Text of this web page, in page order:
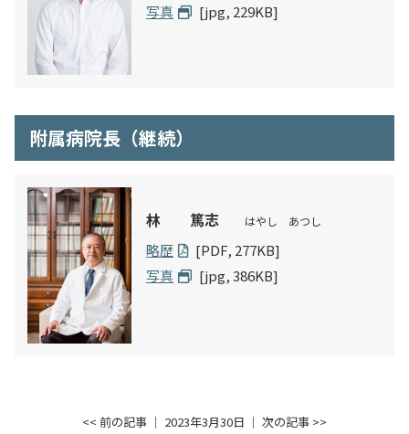
写真
[jpg, 229KB]
附属病院長（継続）
林 篤志 はやし あつし
略歴
[PDF, 277KB]
写真
[jpg, 386KB]
<< 前の記事 │ 2023年3月30日 │ 次の記事 >>